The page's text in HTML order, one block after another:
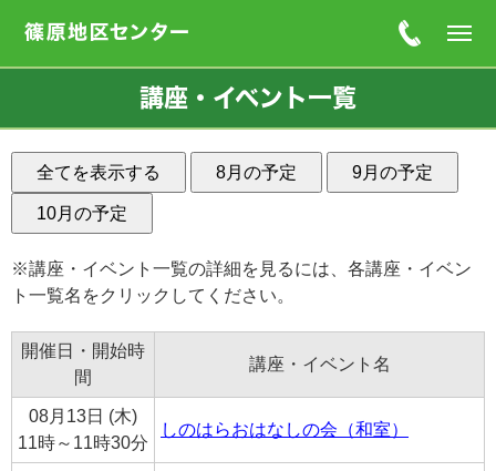
講座・イベント一覧
※講座・イベント一覧の詳細を見るには、各講座・イベン
ト一覧名をクリックしてください。
開催日・開始時
間
講座・イベント名
08月13日 (木)
11時～11時30分
しのはらおはなしの会（和室）